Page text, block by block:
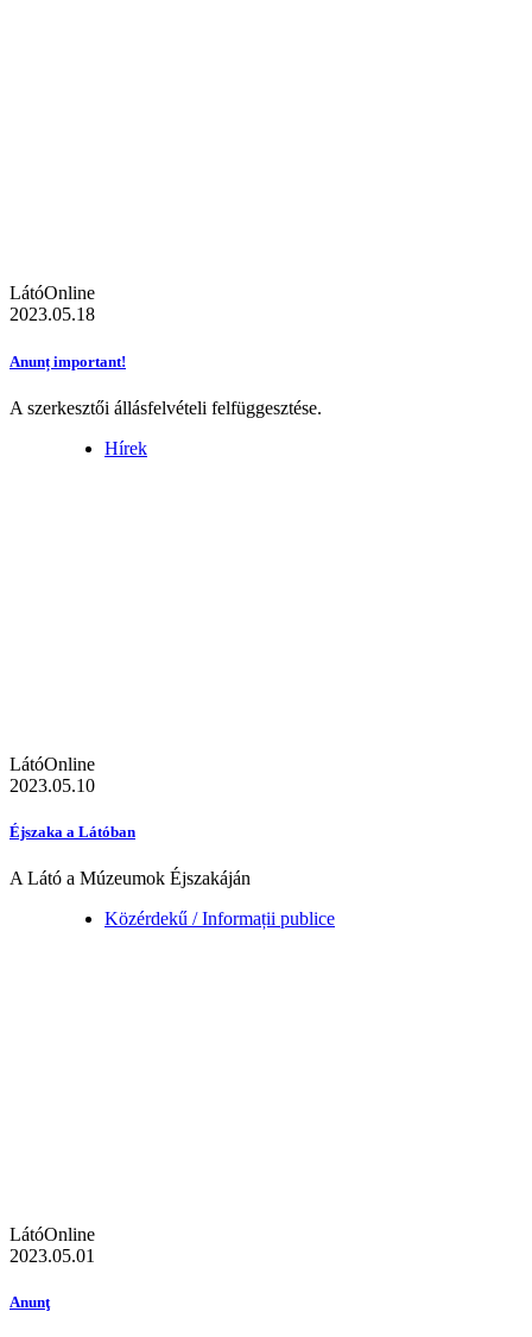
LátóOnline
2023.05.18
Anunț important!
A szerkesztői állásfelvételi felfüggesztése.
Hírek
LátóOnline
2023.05.10
Éjszaka a Látóban
A Látó a Múzeumok Éjszakáján
Közérdekű / Informații publice
LátóOnline
2023.05.01
Anunţ